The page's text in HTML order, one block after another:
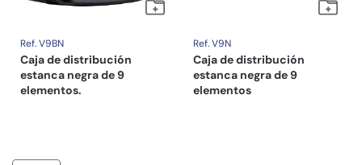
Ref. V9BN
Caja de distribución
estanca negra de 9
elementos.
Ref. V9N
Caja de distribución
estanca negra de 9
elementos